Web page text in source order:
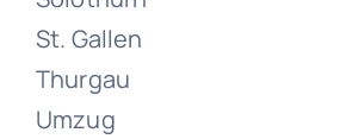
Juni 13, 2024
St. Gallen
Thurgau
Umzug